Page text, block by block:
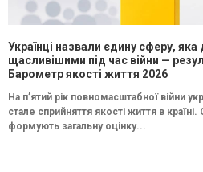
Українці назвали єдину сферу, яка
щасливішими під час війни —
Барометр якості життя 2026
На п’ятий рік повномасштабної війни
стале сприйняття якості життя в
формують загальну оцінку...